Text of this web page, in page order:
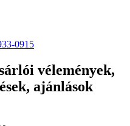
0915
vélemények,
ajánlások